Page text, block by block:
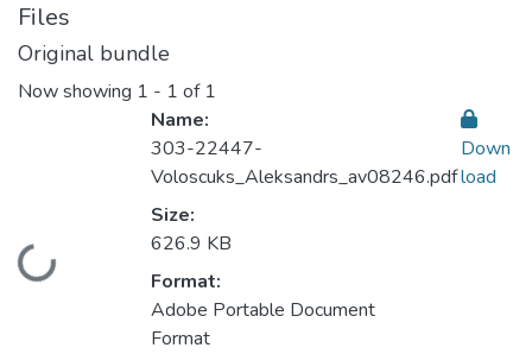
Files
Original bundle
Now showing 1 - 1 of 1
Loading...
Name:
303-22447-
Voloscuks_Aleksandrs_av08246.pdf
Size:
626.9 KB
Format:
Adobe Portable Document
Format
Down
load